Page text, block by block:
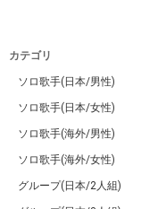
カテゴリ
ソロ歌手(日本/男性)
ソロ歌手(日本/女性)
ソロ歌手(海外/男性)
ソロ歌手(海外/女性)
グループ(日本/2人組)